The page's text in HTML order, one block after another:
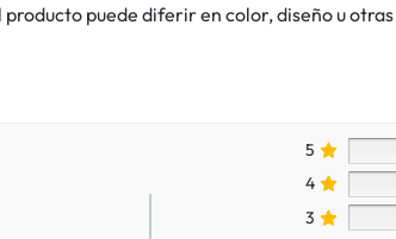
puede diferir en color, diseño u
5
4
3